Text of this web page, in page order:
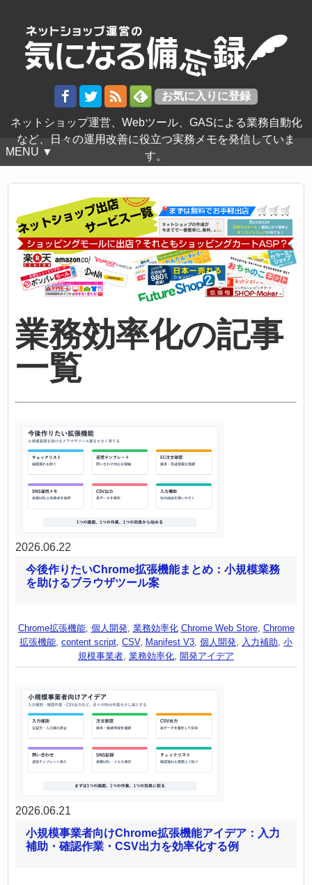
ネットショップ運営、Webツール、GASによる業務自動化
など、日々の運用改善に役立つ実務メモを発信していま
す。
MENU ▼
業務効率化の記事
一覧
2026.06.22
今後作りたいChrome拡張機能まとめ：小規模業務
を助けるブラウザツール案
Chrome拡張機能, 個人開発, 業務効率化 Chrome Web Store, Chrome
拡張機能, content script, CSV, Manifest V3, 個人開発, 入力補助, 小
規模事業者, 業務効率化, 開発アイデア
2026.06.21
小規模事業者向けChrome拡張機能アイデア：入力
補助・確認作業・CSV出力を効率化する例